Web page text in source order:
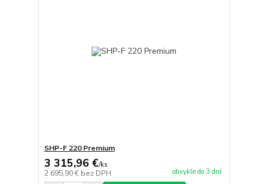
SHP-F 220 Premium
3 315,96 €/ks
2 695,90 € bez DPH obvykle do 3 dní